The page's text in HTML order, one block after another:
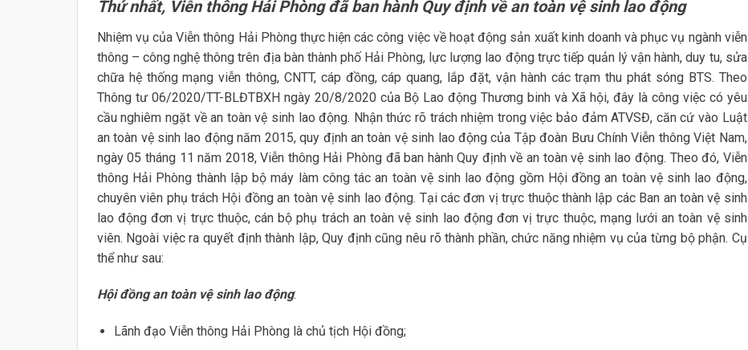
Thứ nhất, Viễn thông Hải Phòng đã ban hành Quy định về an toàn vệ sinh lao động
Nhiệm vụ của Viễn thông Hải Phòng thực hiện các công việc về hoạt động sản xuất kinh doanh và phục vụ ngành viễn
thông – công nghệ thông trên địa bàn thành phố Hải Phòng, lực lượng lao động trực tiếp quản lý vận hành, duy tu, sửa
chữa hệ thống mạng viễn thông, CNTT, cáp đồng, cáp quang, lắp đặt, vận hành các trạm thu phát sóng BTS. Theo
Thông tư 06/2020/TT-BLĐTBXH ngày 20/8/2020 của Bộ Lao động Thương binh và Xã hội, đây là công việc có yêu
cầu nghiêm ngặt về an toàn vệ sinh lao động. Nhận thức rõ trách nhiệm trong việc bảo đảm ATVSĐ, căn cứ vào Luật
an toàn vệ sinh lao động năm 2015, quy định an toàn vệ sinh lao động của Tập đoàn Bưu Chính Viễn thông Việt Nam,
ngày 05 tháng 11 năm 2018, Viễn thông Hải Phòng đã ban hành Quy định về an toàn vệ sinh lao động. Theo đó, Viễn
thông Hải Phòng thành lập bộ máy làm công tác an toàn vệ sinh lao động gồm Hội đồng an toàn vệ sinh lao động,
chuyên viên phụ trách Hội đồng an toàn vệ sinh lao động. Tại các đơn vị trực thuộc thành lập các Ban an toàn vệ sinh
lao động đơn vị trực thuộc, cán bộ phụ trách an toàn vệ sinh lao động đơn vị trực thuộc, mạng lưới an toàn vệ sinh
viên. Ngoài việc ra quyết định thành lập, Quy định cũng nêu rõ thành phần, chức năng nhiệm vụ của từng bộ phận. Cụ
thể như sau:
Hội đồng an toàn vệ sinh lao động:
Lãnh đạo Viễn thông Hải Phòng là chủ tịch Hội đồng;